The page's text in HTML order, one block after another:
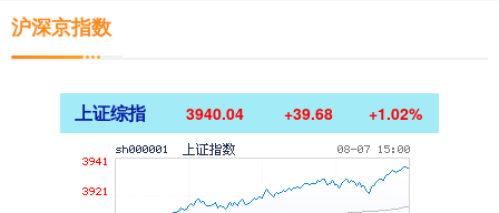
沪深京指数
上证综指 3940.04 +39.68 +1.02%